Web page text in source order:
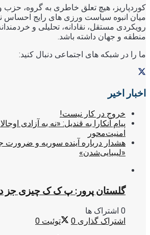
کوردپاریز، هیچ تعلق خاطری به گروه، حزب
میان انبوه سیاست ورزی های رایج احساس
رویکردی مستقل، نقادانه، تحلیلی و
منطقه و جهان داشته باشد.
ما را در شبکه های اجتماعی دنبال کنید:
اخبار اخیر
خروج در کار نیست!
پیام آنکارا به قندیل: «نه به آزادی
امنیت‌محور
هشدار درباره آینده سوریه و ضرورت
«لیبیایی‌شدن»
گلستان پرور: پ ک ک چیزی جز
0 اشتراک ها
اشتراک گذاری 0 توئیت 0